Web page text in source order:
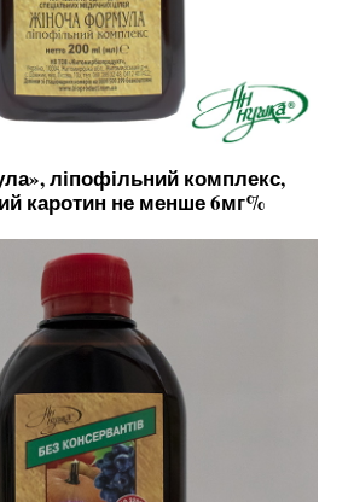
ліпофільний комплекс,
каротин не менше 6мг%